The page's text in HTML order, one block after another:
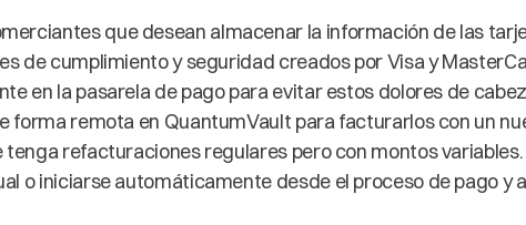
que desean almacenar la información de las
de cumplimiento y seguridad creados por Visa y
en la pasarela de pago para evitar estos dolores de
remota en QuantumVault para facturarlos con un
refacturaciones regulares pero con montos
o iniciarse automáticamente desde el proceso de pago y